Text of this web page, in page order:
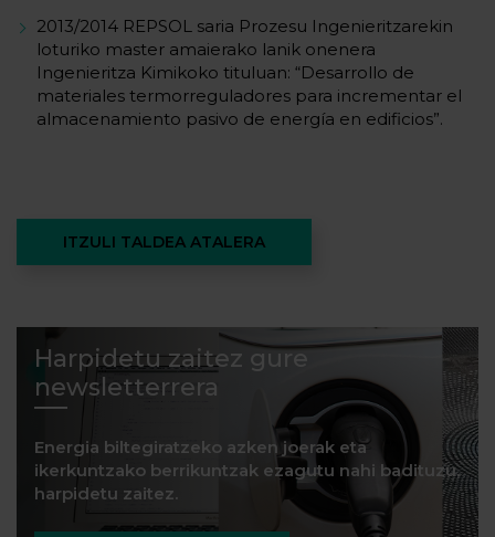
2013/2014 REPSOL saria Prozesu Ingenieritzarekin
loturiko master amaierako lanik onenera
Ingenieritza Kimikoko tituluan: “Desarrollo de
materiales termorreguladores para incrementar el
almacenamiento pasivo de energía en edificios”.
ITZULI TALDEA ATALERA
Harpidetu zaitez gure
newsletterrera
Energia biltegiratzeko azken joerak eta
ikerkuntzako berrikuntzak ezagutu nahi badituzu,
harpidetu zaitez.